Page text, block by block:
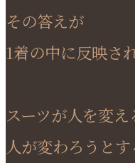
その答えが
1着の中に反映さ
スーツが人を変え
人が変わろうとす